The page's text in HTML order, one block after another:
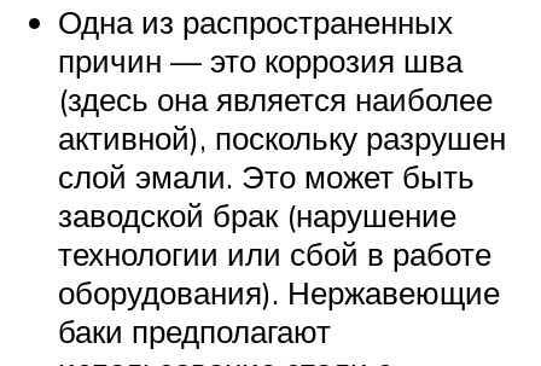
Одна из распространенных
причин — это коррозия шва
(здесь она является наиболее
активной), поскольку разрушен
слой эмали. Это может быть
заводской брак (нарушение
технологии или сбой в работе
оборудования). Нержавеющие
баки предполагают